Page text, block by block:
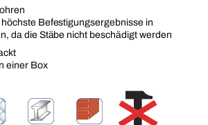
Befestigungsergebnisse in
da die Stäbe nicht beschädigt werden
einer Box